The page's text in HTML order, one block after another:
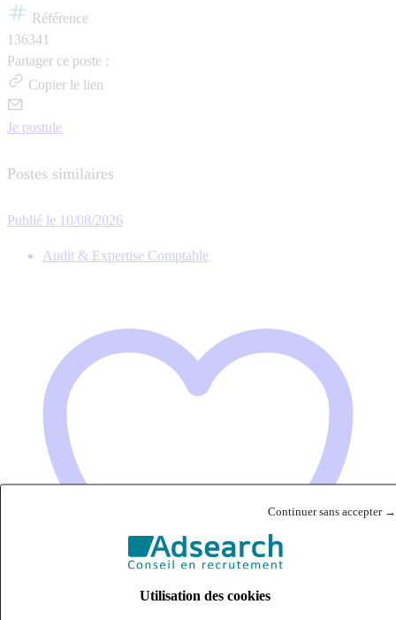
Continuer sans accepter →
Utilisation des cookies
Référence
136341
Partager ce poste :
Copier le lien
Je postule
Postes similaires
Publié le 10/08/2026
Audit & Expertise Comptable